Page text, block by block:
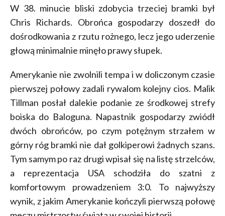
W 38. minucie bliski zdobycia trzeciej bramki był
Chris Richards. Obrońca gospodarzy doszedł do
dośrodkowania z rzutu rożnego, lecz jego uderzenie
głową minimalnie minęło prawy słupek.
Amerykanie nie zwolnili tempa i w doliczonym czasie
pierwszej połowy zadali rywalom kolejny cios. Malik
Tillman posłał dalekie podanie ze środkowej strefy
boiska do Baloguna. Napastnik gospodarzy zwiódł
dwóch obrońców, po czym potężnym strzałem w
górny róg bramki nie dał golkiperowi żadnych szans.
Tym samym po raz drugi wpisał się na listę strzelców,
a reprezentacja USA schodziła do szatni z
komfortowym prowadzeniem 3:0. To najwyższy
wynik, z jakim Amerykanie kończyli pierwszą połowę